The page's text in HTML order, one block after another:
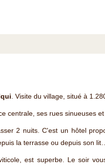
. Visite du village, situé à
centrale, ses rues sinueuses
2 nuits. C'est un hôtel
la terrasse ou depuis son
est superbe. Le soir